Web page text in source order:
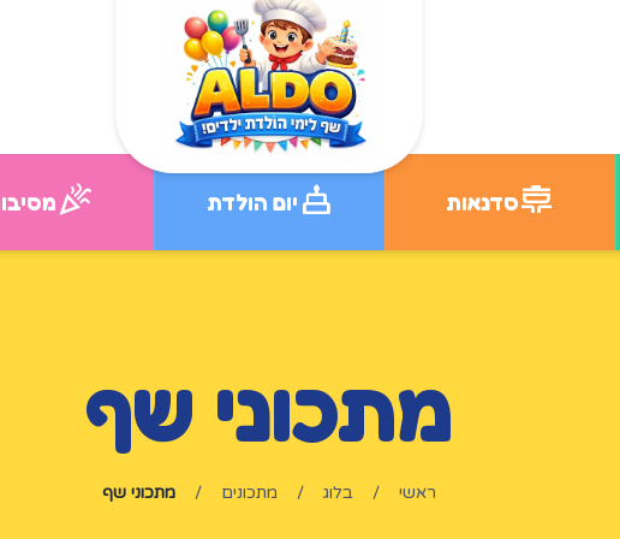
cookingסדנאות cake יום הולדת celebration
מתכוני שף
ראשי / בלוג / מתכונים / מתכוני שף